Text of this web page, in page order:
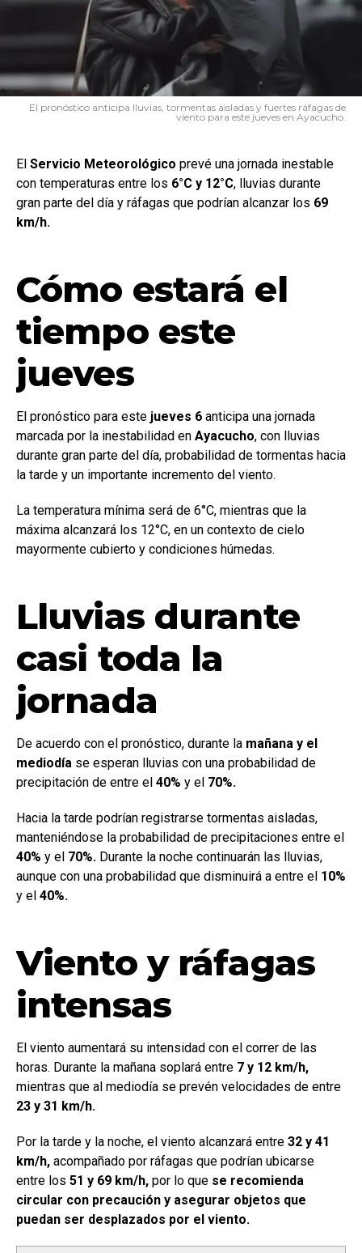
El pronóstico anticipa lluvias, tormentas aisladas y fuertes ráfagas de
viento para este jueves en Ayacucho.
El Servicio Meteorológico prevé una jornada inestable
con temperaturas entre los 6°C y 12°C, lluvias durante
gran parte del día y ráfagas que podrían alcanzar los 69
km/h.
Cómo estará el
tiempo este
jueves
El pronóstico para este jueves 6 anticipa una jornada
marcada por la inestabilidad en Ayacucho, con lluvias
durante gran parte del día, probabilidad de tormentas hacia
la tarde y un importante incremento del viento.
La temperatura mínima será de 6°C, mientras que la
máxima alcanzará los 12°C, en un contexto de cielo
mayormente cubierto y condiciones húmedas.
Lluvias durante
casi toda la
jornada
De acuerdo con el pronóstico, durante la mañana y el
mediodía se esperan lluvias con una probabilidad de
precipitación de entre el 40% y el 70%.
Hacia la tarde podrían registrarse tormentas aisladas,
manteniéndose la probabilidad de precipitaciones entre el
40% y el 70%. Durante la noche continuarán las lluvias,
aunque con una probabilidad que disminuirá a entre el 10%
y el 40%.
Viento y ráfagas
intensas
El viento aumentará su intensidad con el correr de las
horas. Durante la mañana soplará entre 7 y 12 km/h,
mientras que al mediodía se prevén velocidades de entre
23 y 31 km/h.
Por la tarde y la noche, el viento alcanzará entre 32 y 41
km/h, acompañado por ráfagas que podrían ubicarse
entre los 51 y 69 km/h, por lo que se recomienda
circular con precaución y asegurar objetos que
puedan ser desplazados por el viento.